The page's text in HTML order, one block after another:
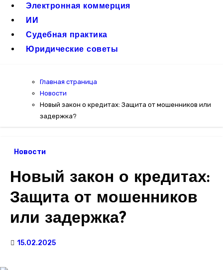
Электронная коммерция
ИИ
Судебная практика
Юридические советы
Главная страница
Новости
Новый закон о кредитах: Защита от мошенников или
задержка?
Новости
Новый закон о кредитах:
Защита от мошенников
или задержка?
15.02.2025